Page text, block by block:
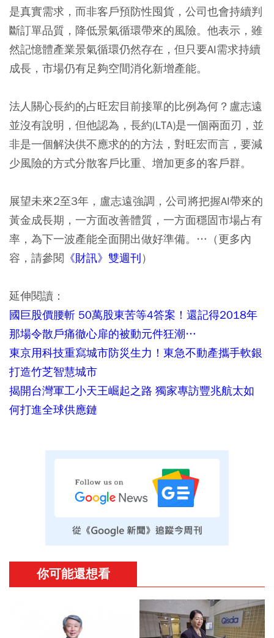
是真實需求，而非客戶預防性囤貨，公司也會持續判
斷訂單品質，降低景氣循環帶來的風險。他表示，雖
然記憶體產業景氣循環仍然存在，但只要AI需求持續
成長，市場仍有足夠空間消化新增產能。
法人關心長約的占旺宏目前接單的比例為何？盧志遠
並沒有說明，但他認為，長約(LTA)是一個兩面刃，並
非是一個解決供不應求的的方法，對旺宏而言，要減
少風險的方式分散客戶比重、增加更多的客戶群。
展望未來2至3年，盧志遠強調，公司將把握AI帶來的
黃金成長期，一方面改善體質，一方面穩固市場占有
率，為下一波產能全面開出做好準備。…（更多內
容，請參閱 《財訊》雙週刊）
延伸閱讀：
國巨股價腰斬 50萬股東苦等4答案！還記得2018年
那場令散戶痛徹心扉的被動元件狂潮…
東京用科技重寫城市防災生力！東急不動產攜手軟銀
打造竹芝智慧城市
揭開台灣軍工小天王崛起之路 獨家專訪豐兆航太如
何打進全球供應鏈